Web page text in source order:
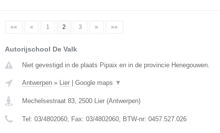
«« « 1 2 3 » »»
Autorijschool De Valk
Niet gevestigd in de plaats Pipaix en in de provincie Henegouwen.
Antwerpen » Lier Google maps ▼
Mechelsestraat 83, 2500 Lier (Antwerpen)
Tel: 03/4802060, Fax: 03/4802060, BTW-nr: 0457.527.026